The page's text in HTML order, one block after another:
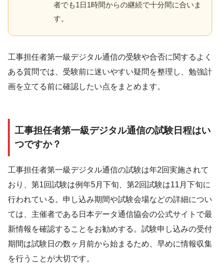
者でも1日1時間からの継続で十分間に合いま
す。
工事担任者第一級デジタル通信の受験や合否に関するよく
ある質問では、受験前に迷いやすい疑問を整理し、勉強計
画を立てる前に確認したい点をまとめます。
工事担任者第一級デジタル通信の試験日程はい
つですか？
工事担任者第一級デジタル通信の試験は年2回実施されて
おり、第1回試験は例年5月下旬、第2回試験は11月下旬に
行われている。申し込み期間や試験会場などの詳細につい
ては、主催者である日本データ通信協会の公式サイトで最
新情報を確認することをお勧めする。試験申し込みの受付
期間は試験日の数ヶ月前から始まるため、早めに情報収集
を行うことが大切です。